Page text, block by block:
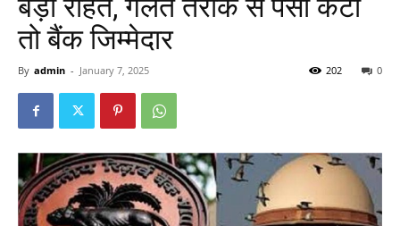
बड़ी राहत, गलत तरीके से पैसा कटा
तो बैंक जिम्मेदार
By admin - January 7, 2025 0
202